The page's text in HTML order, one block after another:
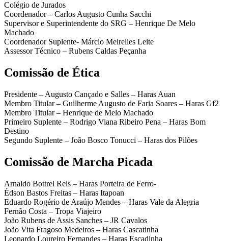
Colégio de Jurados
Coordenador – Carlos Augusto Cunha Sacchi
Supervisor e Superintendente do SRG – Henrique De Melo
Machado
Coordenador Suplente- Márcio Meirelles Leite
Assessor Técnico – Rubens Caldas Peçanha
Comissão de Ética
Presidente – Augusto Cançado e Salles – Haras Auan
Membro Titular – Guilherme Augusto de Faria Soares – Haras Gf2
Membro Titular – Henrique de Melo Machado
Primeiro Suplente – Rodrigo Viana Ribeiro Pena – Haras Bom
Destino
Segundo Suplente – João Bosco Tonucci – Haras dos Pilões
Comissão de Marcha Picada
Arnaldo Bottrel Reis – Haras Porteira de Ferro-
Édson Bastos Freitas – Haras Itapoan
Eduardo Rogério de Araújo Mendes – Haras Vale da Alegria
Fernão Costa – Tropa Viajeiro
João Rubens de Assis Sanches – JR Cavalos
João Vita Fragoso Medeiros – Haras Cascatinha
Leonardo Loureiro Fernandes – Haras Escadinha